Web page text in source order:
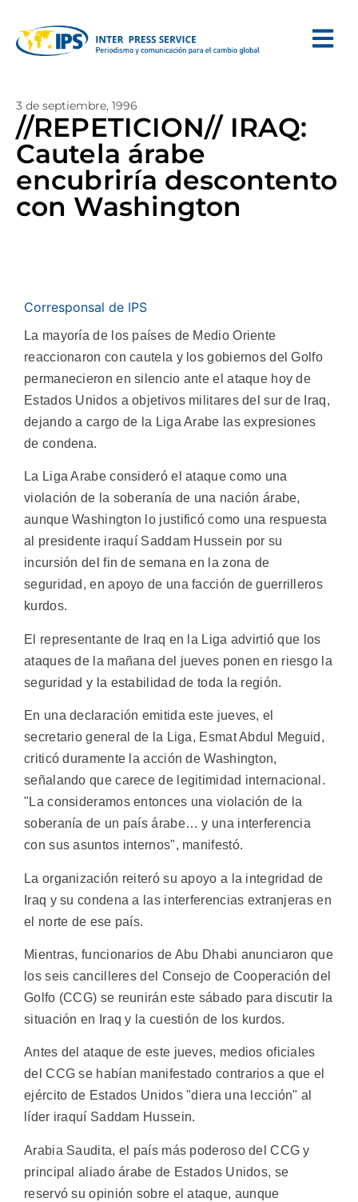
3 de septiembre, 1996
//REPETICION// IRAQ:
Cautela árabe
encubriría descontento
con Washington
Corresponsal de IPS
La mayoría de los países de Medio Oriente
reaccionaron con cautela y los gobiernos del Golfo
permanecieron en silencio ante el ataque hoy de
Estados Unidos a objetivos militares del sur de Iraq,
dejando a cargo de la Liga Arabe las expresiones
de condena.
La Liga Arabe consideró el ataque como una
violación de la soberanía de una nación árabe,
aunque Washington lo justificó como una respuesta
al presidente iraquí Saddam Hussein por su
incursión del fin de semana en la zona de
seguridad, en apoyo de una facción de guerrilleros
kurdos.
El representante de Iraq en la Liga advirtió que los
ataques de la mañana del jueves ponen en riesgo la
seguridad y la estabilidad de toda la región.
En una declaración emitida este jueves, el
secretario general de la Liga, Esmat Abdul Meguid,
criticó duramente la acción de Washington,
señalando que carece de legitimidad internacional.
"La consideramos entonces una violación de la
soberanía de un país árabe… y una interferencia
con sus asuntos internos", manifestó.
La organización reiteró su apoyo a la integridad de
Iraq y su condena a las interferencias extranjeras en
el norte de ese país.
Mientras, funcionarios de Abu Dhabi anunciaron que
los seis cancilleres del Consejo de Cooperación del
Golfo (CCG) se reunirán este sábado para discutir la
situación en Iraq y la cuestión de los kurdos.
Antes del ataque de este jueves, medios oficiales
del CCG se habían manifestado contrarios a que el
ejército de Estados Unidos "diera una lección" al
líder iraquí Saddam Hussein.
Arabia Saudita, el país más poderoso del CCG y
principal aliado árabe de Estados Unidos, se
reservó su opinión sobre el ataque, aunque